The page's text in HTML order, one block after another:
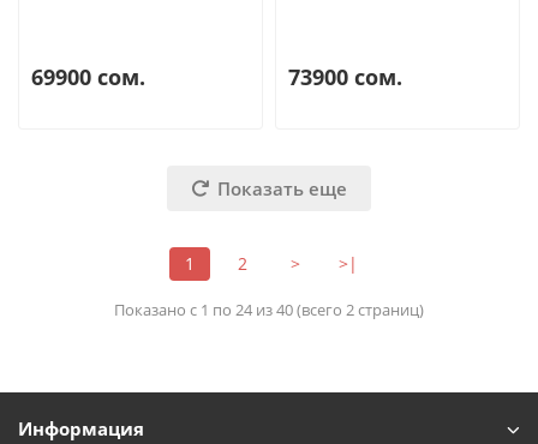
69900 сом. 73900 сом.
Показать еще
1 2 > >|
Показано с 1 по 24 из 40 (всего 2 страниц)
Информация
TelefonAI
Обычно отвечаем за минуту